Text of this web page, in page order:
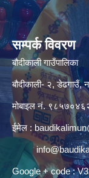
सम्पर्क विवरण
बौदीकाली गाउँपालिका
बौदीकाली- २, डेढगाउँ,
मोबाइल नं.
ईमेल :
Google + code :